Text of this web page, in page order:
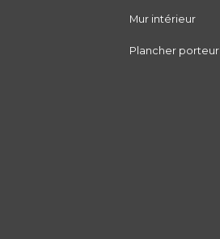
Mur intérieur
Plancher porteur